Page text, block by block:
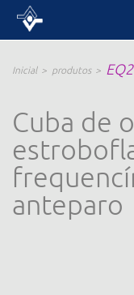
Inicial produtos
Cuba de
anteparo